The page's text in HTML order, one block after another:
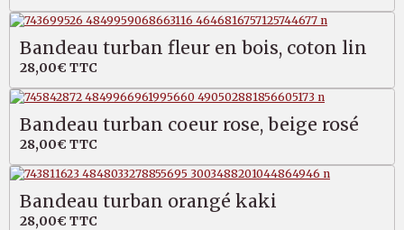
Bandeau turban fleur en bois, coton lin
28,00€ TTC
Bandeau turban coeur rose, beige rosé
28,00€ TTC
Bandeau turban orangé kaki
28,00€ TTC